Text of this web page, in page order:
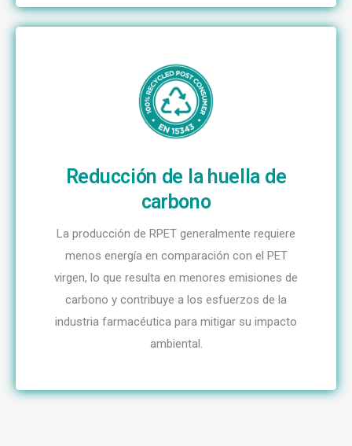
Reducción de la huella de
carbono
La producción de RPET generalmente requiere
menos energía en comparación con el PET
virgen, lo que resulta en menores emisiones de
carbono y contribuye a los esfuerzos de la
industria farmacéutica para mitigar su impacto
ambiental.